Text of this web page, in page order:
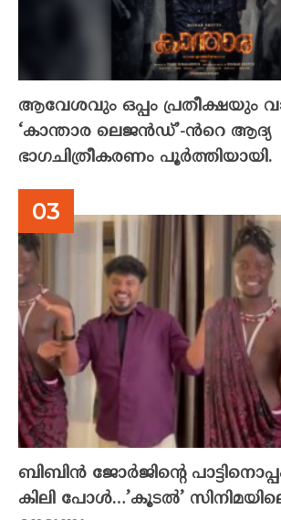
ആവേശവും ഒപ്പം പ്രതീക്ഷയും
‘കാന്താര ലെജൻഡ്’-ൻറെ ആദ്യ
ഭാഗചിത്രീകരണം പൂർത്തിയായി.
ബിബിൻ ജോർജിന്റെ
കിലി പോൾ…’കൂടൽ’